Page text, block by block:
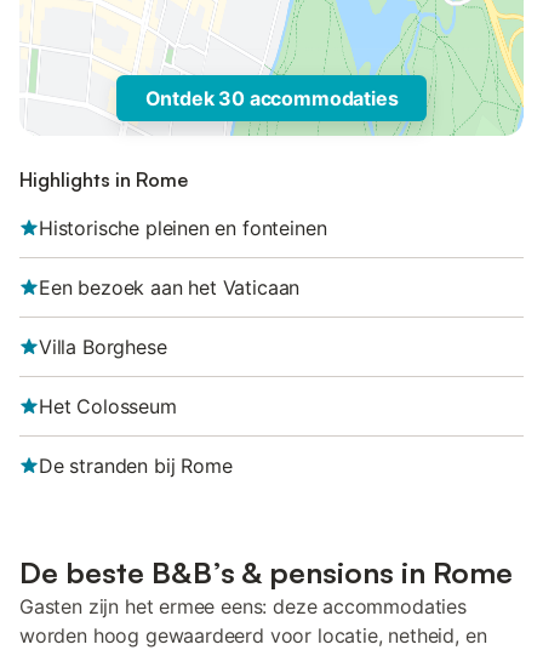
Ontdek 30 accommodaties
Highlights in Rome
Historische pleinen en fonteinen
Een bezoek aan het Vaticaan
Villa Borghese
Het Colosseum
De stranden bij Rome
De beste B&B’s & pensions in Rome
Gasten zijn het ermee eens: deze accommodaties
worden hoog gewaardeerd voor locatie, netheid, en